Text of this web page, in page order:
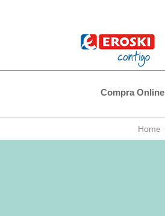
Compra Online
Home